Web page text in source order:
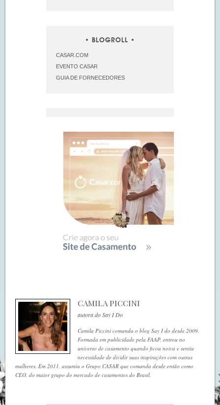
BLOGROLL
CASAR.COM
EVENTO CASAR
GUIA DE FORNECEDORES
CAMILA PICCINI
autora do Say I Do
Camila Piccini comanda o blog Say I do desde 2009.
Formada em publicidade pela FAAP, entrou no
universo de casamento quando ficou noiva e sentiu
necessidade de dividir suas inspirações com outras
mulheres. Em 2011, assumiu o Grupo CASAR que comanda desde então como
CEO, do maior grupo do mercado de casamentos do Brasil.